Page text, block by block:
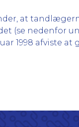
at
(se nedenfor
1998 afviste